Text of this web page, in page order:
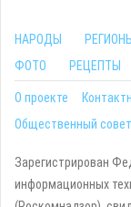
НАРОДЫ РЕГИОНЫ
ФОТО
РЕЦЕПТЫ
О проекте
Общественный совет
Зарегистрирован
информационных